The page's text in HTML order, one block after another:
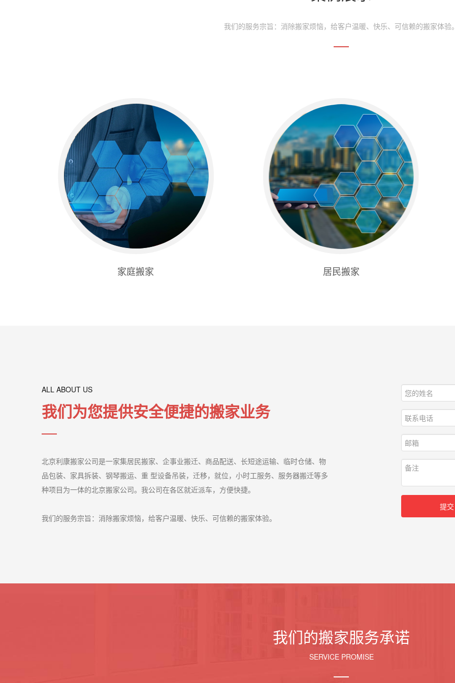
我们的服务宗旨：消除搬家烦恼，给客户温暖、快乐、可信赖的搬家体验
家庭搬家 居民搬家
ALL ABOUT US
我们为您提供安全便捷的搬家业务
北京利康搬家公司是一家集居民搬家、企事业搬迁、商品配送、长短途运输、临时仓储、物
品包装、家具拆装、钢琴搬运、重 型设备吊装，迁移，就位，小时工服务、服务器搬迁等多
种项目为一体的北京搬家公司。我公司在各区就近派车，方便快捷。
我们的服务宗旨：消除搬家烦恼，给客户温暖、快乐、可信赖的搬家体验。
提交
我们的搬家服务承诺
SERVICE PROMISE